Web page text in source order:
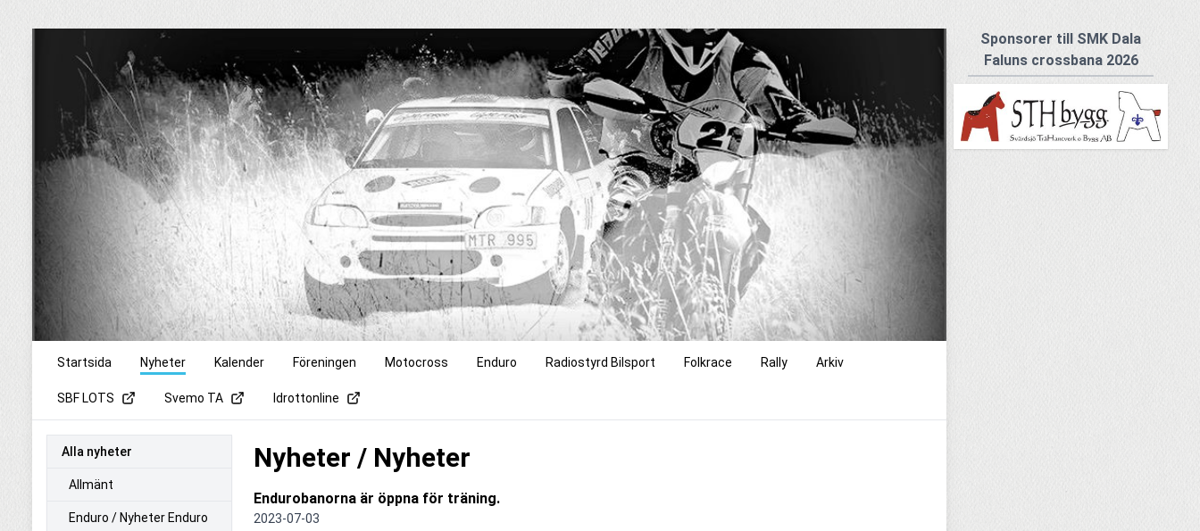
Startsida Nyheter Kalender Föreningen Motocross Enduro Radiostyrd Bilsport Folkrace Rally Arkiv
SBF LOTS Svemo TA Idrottonline
Alla nyheter
Allmänt
Enduro / Nyheter Enduro
Nyheter / Nyheter
Endurobanorna är öppna för träning.
2023-07-03
Sponsorer till SMK Dala
Faluns crossbana 2026